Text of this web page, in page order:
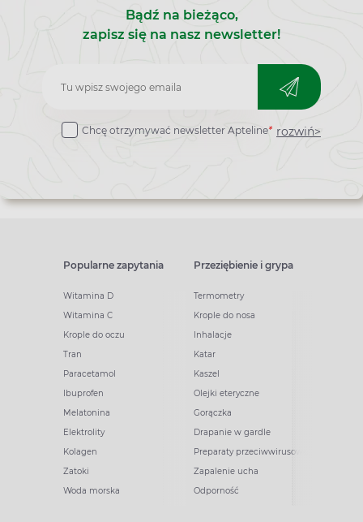
Bądź na bieżąco,
zapisz się na nasz newsletter!
Zapisz
do
Chcę otrzymywać newsletter Apteline* rozwiń>
Popularne zapytania
Witamina D
Witamina C
Krople do oczu
Tran
Paracetamol
Ibuprofen
Melatonina
Elektrolity
Kolagen
Zatoki
Woda morska
Przeziębienie i grypa
Termometry
Krople do nosa
Inhalacje
Katar
Kaszel
Olejki eteryczne
Gorączka
Drapanie w gardle
Preparaty przeciwwirusowe
Zapalenie ucha
Odporność